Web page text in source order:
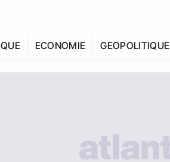
ECONOMIE GEOPOLITIQUE